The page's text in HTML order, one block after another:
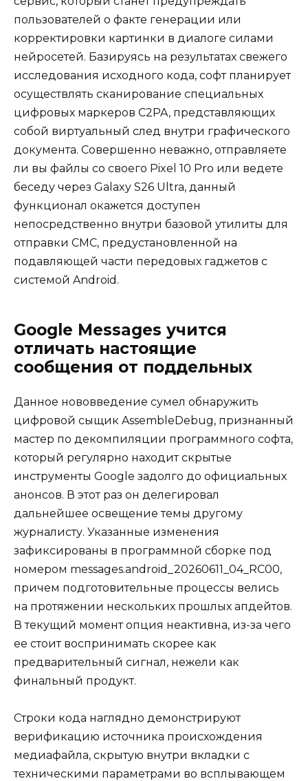
пользователей о факте генерации или
корректировки картинки в диалоге силами
нейросетей. Базируясь на результатах свежего
исследования исходного кода, софт планирует
осуществлять сканирование специальных
цифровых маркеров C2PA, представляющих
собой виртуальный след внутри графического
документа. Совершенно неважно, отправляете
ли вы файлы со своего Pixel 10 Pro или ведете
беседу через Galaxy S26 Ultra, данный
функционал окажется доступен
непосредственно внутри базовой утилиты для
отправки СМС, предустановленной на
подавляющей части передовых гаджетов с
системой Android.
Google Messages учится
отличать настоящие
сообщения от поддельных
Данное нововведение сумел обнаружить
цифровой сыщик AssembleDebug, признанный
мастер по декомпиляции программного софта,
который регулярно находит скрытые
инструменты Google задолго до официальных
анонсов. В этот раз он делегировал
дальнейшее освещение темы другому
журналисту. Указанные изменения
зафиксированы в программной сборке под
номером messages.android_20260611_04_RC00,
причем подготовительные процессы велись
на протяжении нескольких прошлых апдейтов.
В текущий момент опция неактивна, из-за чего
ее стоит воспринимать скорее как
предварительный сигнал, нежели как
финальный продукт.
Строки кода наглядно демонстрируют
верификацию источника происхождения
медиафайла, скрытую внутри вкладки с
техническими параметрами во всплывающем